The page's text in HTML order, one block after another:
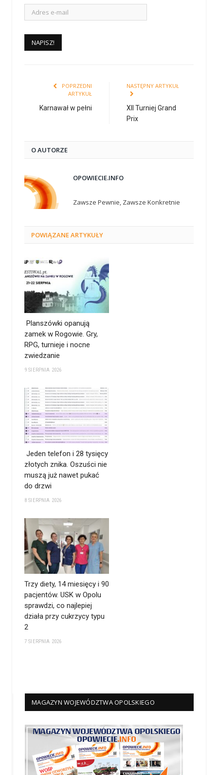
POPRZEDNI
ARTYKUŁ
Karnawał w pełni
NASTĘPNY ARTYKUŁ
XII Turniej Grand
Prix
O AUTORZE
OPOWIECIE.INFO
Zawsze Pewnie, Zawsze Konkretnie
POWIĄZANEARTYKUŁY
Planszówki opanują
zamek w Rogowie. Gry,
RPG, turnieje i nocne
zwiedzanie
9 SIERPNIA 2026
Jeden telefon i 28 tysięcy
złotych znika. Oszuści nie
muszą już nawet pukać
do drzwi
8 SIERPNIA 2026
Trzy diety, 14 miesięcy i 90
pacjentów. USK w Opolu
sprawdzi, co najlepiej
działa przy cukrzycy typu
2
7 SIERPNIA 2026
MAGAZYN WOJEWÓDZTWA OPOLSKIEGO